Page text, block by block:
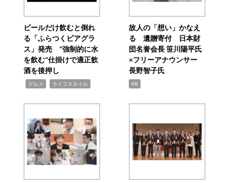
ビールだけ飲むと倒れ
る「ふらつくビアグラ
ス」発売 “強制的に水
を飲む”仕掛けで適正飲
酒を後押し
グルメ ライフスタイル
故人の「想い」かなえ
る 遺贈寄付 日本財
団名誉会長 笹川陽平氏
×フリーアナウンサー
長野智子氏
PR